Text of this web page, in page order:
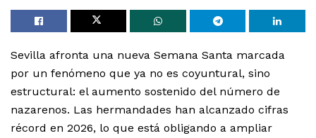
Sevilla afronta una nueva Semana Santa marcada
por un fenómeno que ya no es coyuntural, sino
estructural: el aumento sostenido del número de
nazarenos. Las hermandades han alcanzado cifras
récord en 2026, lo que está obligando a ampliar